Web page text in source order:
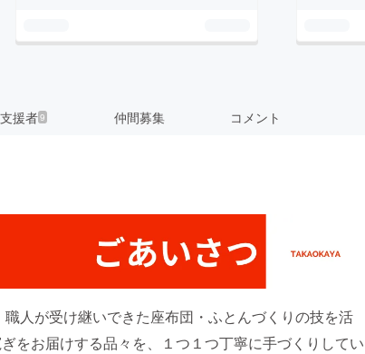
支援者9 仲間募集 コメント
人が受け継いできた座布団・ふとんづくりの技を活
をお届けする品々を、１つ１つ丁寧に手づくりしてい